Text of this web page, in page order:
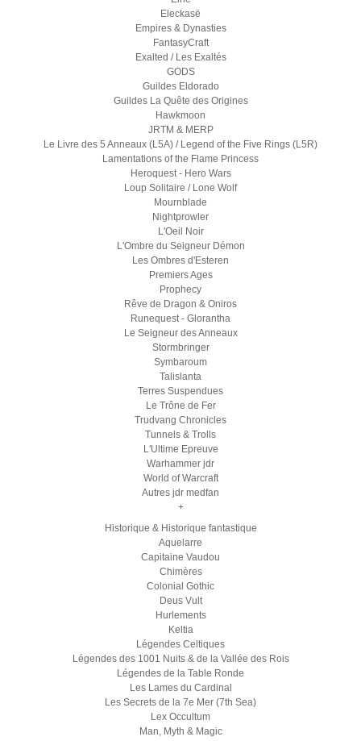
Eleckasë
Empires & Dynasties
FantasyCraft
Exalted / Les Exaltés
GODS
Guildes Eldorado
Guildes La Quête des Origines
Hawkmoon
JRTM & MERP
Le Livre des 5 Anneaux (L5A) / Legend of the Five Rings (L5R)
Lamentations of the Flame Princess
Heroquest - Hero Wars
Loup Solitaire / Lone Wolf
Mournblade
Nightprowler
L'Oeil Noir
L'Ombre du Seigneur Démon
Les Ombres d'Esteren
Premiers Ages
Prophecy
Rêve de Dragon & Oniros
Runequest - Glorantha
Le Seigneur des Anneaux
Stormbringer
Symbaroum
Talislanta
Terres Suspendues
Le Trône de Fer
Trudvang Chronicles
Tunnels & Trolls
L'Ultime Epreuve
Warhammer jdr
World of Warcraft
Autres jdr medfan
+
Historique & Historique fantastique
Aquelarre
Capitaine Vaudou
Chimères
Colonial Gothic
Deus Vult
Hurlements
Keltia
Légendes Celtiques
Légendes des 1001 Nuits & de la Vallée des Rois
Légendes de la Table Ronde
Les Lames du Cardinal
Les Secrets de la 7e Mer (7th Sea)
Lex Occultum
Man, Myth & Magic